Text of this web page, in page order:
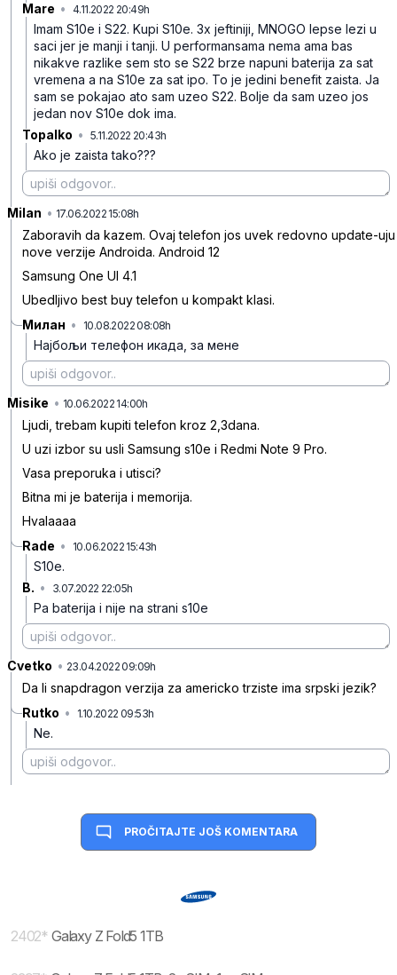
Mare • 4.11.2022 20:49h
Imam S10e i S22. Kupi S10e. 3x jeftiniji, MNOGO lepse lezi u
saci jer je manji i tanji. U performansama nema ama bas
nikakve razlike sem sto se S22 brze napuni baterija za sat
vremena a na S10e za sat ipo. To je jedini benefit zaista. Ja
sam se pokajao ato sam uzeo S22. Bolje da sam uzeo jos
jedan nov S10e dok ima.
Topalko • 5.11.2022 20:43h
Ako je zaista tako???
Milan • 17.06.2022 15:08h
Zaboravih da kazem. Ovaj telefon jos uvek redovno update-uju
nove verzije Androida. Android 12
Samsung One UI 4.1
Ubedljivo best buy telefon u kompakt klasi.
Милан • 10.08.2022 08:08h
Најбољи телефон икада, за мене
Misike • 10.06.2022 14:00h
Ljudi, trebam kupiti telefon kroz 2,3dana.
U uzi izbor su usli Samsung s10e i Redmi Note 9 Pro.
Vasa preporuka i utisci?
Bitna mi je baterija i memorija.
Hvalaaaa
Rade • 10.06.2022 15:43h
S10e.
B. • 3.07.2022 22:05h
Pa baterija i nije na strani s10e
Cvetko • 23.04.2022 09:09h
Da li snapdragon verzija za americko trziste ima srpski jezik?
Rutko • 1.10.2022 09:53h
Ne.
PROČITAJTE JOŠ KOMENTARA
2402* Galaxy Z Fold5 1TB